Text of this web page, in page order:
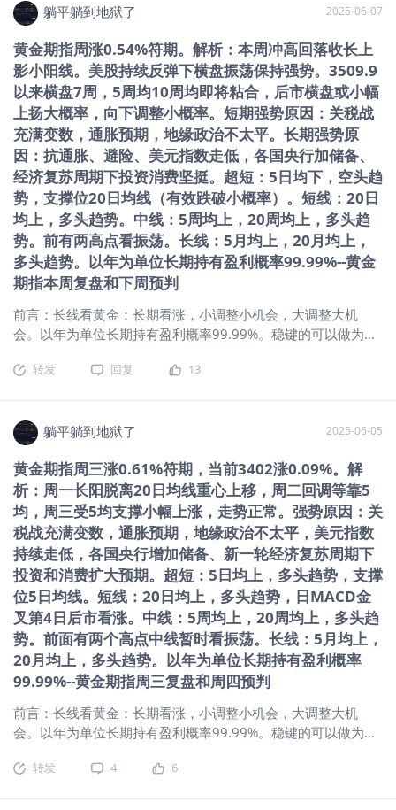
月下降，凸显购买力面临的持续挤压。
日本央行行长植田和男曾表示，工资增
长预期将是央行重启加息的关键因素，
因此当前经济数据表现下，预期日本央
行将维持宽松立场。英国央行五比四按
兵不动但释放鸽派信号 市场预期12月降
息25个基点英国央行6日以5-4的投票维
持4%基准利率不变，暂停此前季度性降
息节奏。行长贝利投下关键票，称通胀
或已达峰值。本次会后声明中，删除 “谨
慎” 表述改为利率 “可能继续逐步下行”，
被解读为 “鸽派式按兵不动”。当前英国9
月CPI为3.8%，虽仍高于2%目标但呈回
落趋势，央行预测明年初将降至约3%。
而10月服务业PMI升至 52.3，需求韧性
吨），环比增加6万盎司（约1.86吨）。机构：今年全球央行购
金规模或达1000吨，价格上涨并未影响购金热情 1、关税贸易
战：关税战随中美达成共识大局已定但余震犹存避险情绪仍
强。 2、市场需求：一是全球央行购金需求维持高位，为金价提
供长期支撑。二是越来越多投资者资产配置一部分黄金不断增
加投资市场需求；消费升级和结婚刚需等扩大黄金需求。 3、通
胀预期：当前通胀压力仍在。长期来看温和通胀是趋势，为黄
金提供长期上涨支撑 4、美元指数：2025年5月12日以来持续
弱势调整。 5、地缘政治：目前南亚、俄乌、中东等地区整体相
对平稳，但个别地区不定时有升温。 6、6月份到期6.5万亿美
债悬而难解。 二、技术面： 1、均线 超短：5日均下，超短空
头趋势。 短期：20日均上（5月23日首次站稳），20均走平，
短期多头趋势。 中期：5周均上，20周均上，20周均向上，中
期多头趋势。 长期：5月均上，20月均上，长期多头趋势。25
年5月涨跌幅：+0.42%。2024年涨跌幅：27.39%（东财数
年3月以来持续金叉。（经验：日线金叉，20均上，20均走平
或向上大概率会迎来一波上涨。经验：周线金叉行情往往更持
久） 3、神奇9转（日线低9作用大）：日线：无，周线：无，
月线：无。 4、SKDJ指标：日K值57左右，周线KD均粘K值65
躺平躺到地狱了 2025-06-07
黄金期指周涨0.54%符期。解析：本周冲高回落收长上
影小阳线。美股持续反弹下横盘振荡保持强势。3509.9
以来横盘7周，5周均10周均即将粘合，后市横盘或小幅
上扬大概率，向下调整小概率。短期强势原因：关税战
充满变数，通胀预期，地缘政治不太平。长期强势原
因：抗通胀、避险、美元指数走低，各国央行加储备、
经济复苏周期下投资消费坚挺。超短：5日均下，空头趋
势，支撑位20日均线（有效跌破小概率）。短线：20日
均上，多头趋势。中线：5周均上，20周均上，多头趋
势。前有两高点看振荡。长线：5月均上，20月均上，
多头趋势。以年为单位长期持有盈利概率99.99%--黄金
期指本周复盘和下周预判
前言：长线看黄金：长期看涨，小调整小机会，大调整大机
会。以年为单位长期持有盈利概率99.99%。稳键的可以做为资
月最低1618.3元-4月22日3509.9元） 躺观黄金（纽约黄金期
吨），环比增加6万盎司（约1.86吨）。机构：今年全球央行购
金规模或达1000吨，价格上涨并未影响购金热情 1、关税贸易
战：关税战随中美达成共识大局已定但余震犹存避险情绪仍
强。 2、市场需求：一是全球央行购金需求维持高位，为金价提
供长期支撑。二是越来越多投资者资产配置一部分黄金不断增
加投资市场需求；消费升级和结婚刚需等扩大黄金需求。 3、通
胀预期：当前通胀压力仍在。长期来看温和通胀是趋势，为黄
金提供长期上涨支撑 4、美元指数：2025年5月12日以来持续
弱势调整。 5、地缘政治：目前南亚、俄乌、中东等地区整体相
对平稳，但个别地区不定时有升温。 6、6月份到期6.5万亿美
债悬而难解。 二、技术面： 1、均线 超短：5日均下，超短空
头趋势。 短期：20日均上（5月23日首次站稳），20均走平，
短期多头趋势。 中期：5周均上，20周均上，20周均向上，中
期多头趋势。 长期：5月均上，20月均上，长期多头趋势。25
年5月涨跌幅：+0.42%。2024年涨跌幅：27.39%（东财数
据） 2、macd：日线金叉第5日、周线金叉第18周、月线2023
年3月以来持续金叉。（经验：日线金叉，20均上，20均走平
或向上大概率会迎来一波上涨。经验：周线金叉行情往往更持
转发 回复 13
躺平躺到地狱了 2025-06-05
黄金期指周三涨0.61%符期，当前3402涨0.09%。解
析：周一长阳脱离20日均线重心上移，周二回调等靠5
均，周三受5均支撑小幅上涨，走势正常。强势原因：关
税战充满变数，通胀预期，地缘政治不太平，美元指数
持续走低，各国央行增加储备、新一轮经济复苏周期下
投资和消费扩大预期。超短：5日均上，多头趋势，支撑
位5日均线。短线：20日均上，多头趋势，日MACD金
叉第4日后市看涨。中线：5周均上，20周均上，多头趋
势。前面有两个高点中线暂时看振荡。长线：5月均上，
20月均上，多头趋势。以年为单位长期持有盈利概率
99.99%--黄金期指周三复盘和周四预判
前言：长线看黄金：长期看涨，小调整小机会，大调整大机
会。以年为单位长期持有盈利概率99.99%。稳键的可以做为资
月最低1618.3元-4月22日3509.9元） 躺观黄金（纽约黄金期
转发 4 6